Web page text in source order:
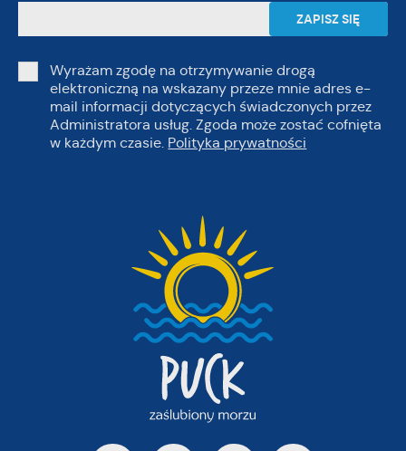
Wyrażam zgodę na otrzymywanie drogą
elektroniczną na wskazany przeze mnie adres e-
mail informacji dotyczących świadczonych przez
Administratora usług. Zgoda może zostać cofnięta
w każdym czasie. Polityka prywatności